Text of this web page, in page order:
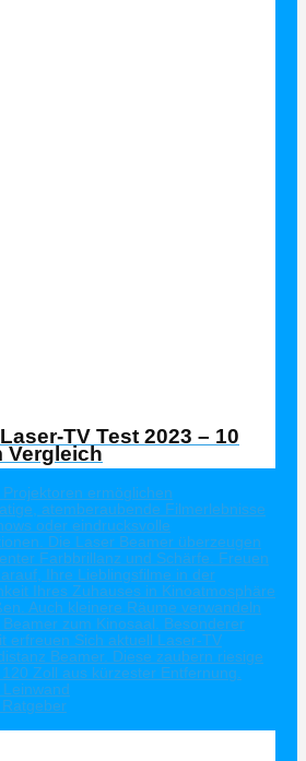
TV Test 2023 – 10
Vergleich
Projektoren ermöglichen
atemberaubende Filmerlebnisse
oder eindrucksvolle
Die Laser Beamer überzeugen
Farbbrillanz und Schärfe. Freuen
Ihre Lieblingsfilme in der
Ihres Zuhauses in Kinoatmosphäre
Auch kleinere Räume verwandeln
zum Kinosaal. Besonderer
erfreuen Sich aktuell Laser-TV
Beamer. Diese zaubern riesige
120 Zoll aus kürzester Entfernung.